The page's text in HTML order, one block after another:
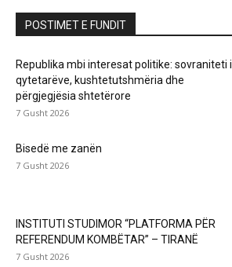
POSTIMET E FUNDIT
Republika mbi interesat politike: sovraniteti i
qytetarëve, kushtetutshmëria dhe
përgjegjësia shtetërore
7 Gusht 2026
Bisedë me zanën
7 Gusht 2026
INSTITUTI STUDIMOR “PLATFORMA PËR
REFERENDUM KOMBËTAR” – TIRANË
7 Gusht 2026